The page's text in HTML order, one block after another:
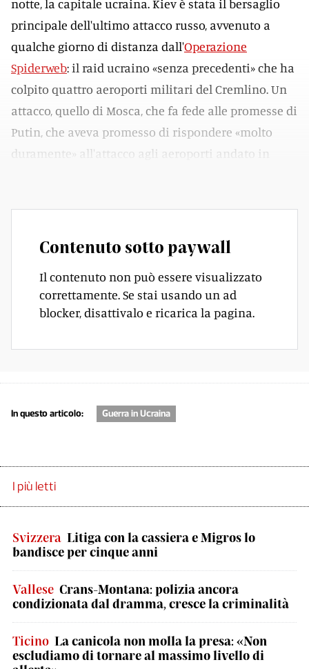
notte, la capitale ucraina. Kiev è stata il bersaglio
principale dell'ultimo attacco russo, avvenuto a
qualche giorno di distanza dall'Operazione
Spiderweb: il raid ucraino «senza precedenti» che ha
colpito quattro aeroporti militari del Cremlino. Un
attacco, quello di Mosca, che fa fede alle promesse di
Putin, che aveva promesso di rispondere «molto
duramente» all'attacco agli aeroporti andato in
Contenuto sotto paywall
Il contenuto non può essere visualizzato
correttamente. Se stai usando un ad
blocker, disattivalo e ricarica la pagina.
In questo articolo: Guerra in Ucraina
I più letti
Svizzera Litiga con la cassiera e Migros lo
bandisce per cinque anni
Vallese Crans-Montana: polizia ancora
condizionata dal dramma, cresce la criminalità
Ticino La canicola non molla la presa: «Non
escludiamo di tornare al massimo livello di